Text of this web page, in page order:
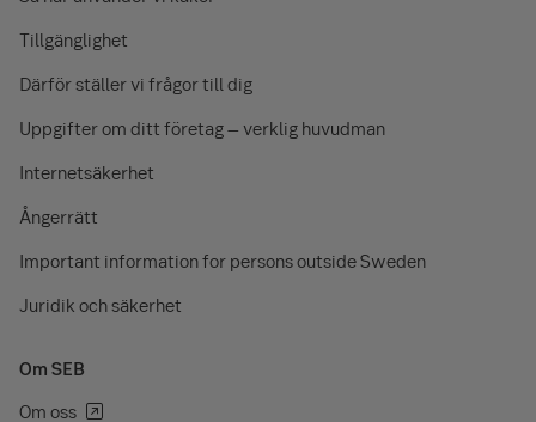
Tillgänglighet
Därför ställer vi frågor till dig
Uppgifter om ditt företag – verklig huvudman
Internetsäkerhet
Ångerrätt
Important information for persons outside Sweden
Juridik och säkerhet
Om SEB
Om oss